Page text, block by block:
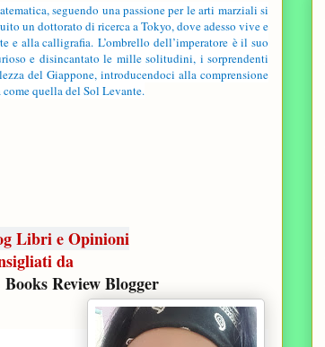
seguendo una passione per le arti marziali si
un dottorato di ricerca a Tokyo, dove adesso vive e
e alla calligrafia.L’ombrello dell’imperatoreè il suo
e disincantato le mille solitudini, i sorprendenti
del Giappone, introducendoci alla comprensione
quella del Sol Levante.
Libri e Opinioni
da
Review Blogger